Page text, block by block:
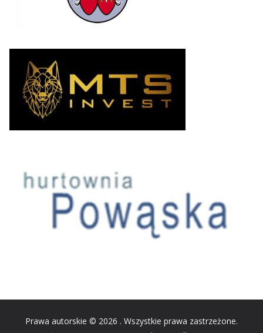
Prawa autorskie © 2026 . Wszystkie prawa zastrzeżone.